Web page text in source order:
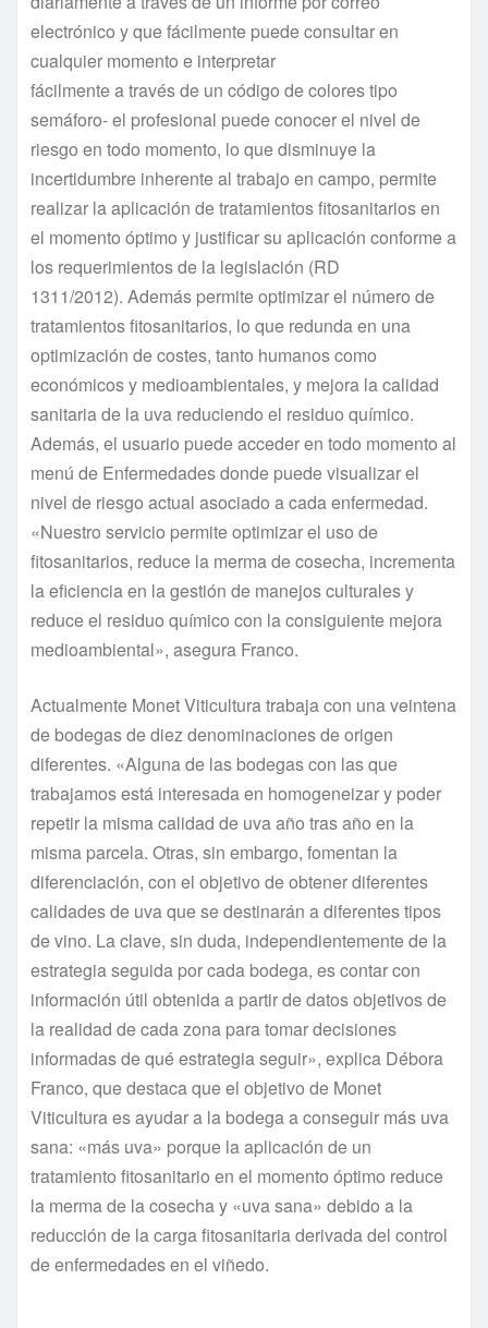
electrónico y que fácilmente puede consultar en
cualquier momento e interpretar
fácilmente a través de un código de colores tipo
semáforo- el profesional puede conocer el nivel de
riesgo en todo momento, lo que disminuye la
incertidumbre inherente al trabajo en campo, permite
realizar la aplicación de tratamientos fitosanitarios en
el momento óptimo y justificar su aplicación conforme a
los requerimientos de la legislación (RD
1311/2012). Además permite optimizar el número de
tratamientos fitosanitarios, lo que redunda en una
optimización de costes, tanto humanos como
económicos y medioambientales, y mejora la calidad
sanitaria de la uva reduciendo el residuo químico.
Además, el usuario puede acceder en todo momento al
menú de Enfermedades donde puede visualizar el
nivel de riesgo actual asociado a cada enfermedad.
«Nuestro servicio permite optimizar el uso de
fitosanitarios, reduce la merma de cosecha, incrementa
la eficiencia en la gestión de manejos culturales y
reduce el residuo químico con la consiguiente mejora
medioambiental», asegura Franco.
Actualmente Monet Viticultura trabaja con una veintena
de bodegas de diez denominaciones de origen
diferentes. «Alguna de las bodegas con las que
trabajamos está interesada en homogeneizar y poder
repetir la misma calidad de uva año tras año en la
misma parcela. Otras, sin embargo, fomentan la
diferenciación, con el objetivo de obtener diferentes
calidades de uva que se destinarán a diferentes tipos
de vino. La clave, sin duda, independientemente de la
estrategia seguida por cada bodega, es contar con
información útil obtenida a partir de datos objetivos de
la realidad de cada zona para tomar decisiones
informadas de qué estrategia seguir», explica Débora
Franco, que destaca que el objetivo de Monet
Viticultura es ayudar a la bodega a conseguir más uva
sana: «más uva» porque la aplicación de un
tratamiento fitosanitario en el momento óptimo reduce
la merma de la cosecha y «uva sana» debido a la
reducción de la carga fitosanitaria derivada del control
de enfermedades en el viñedo.